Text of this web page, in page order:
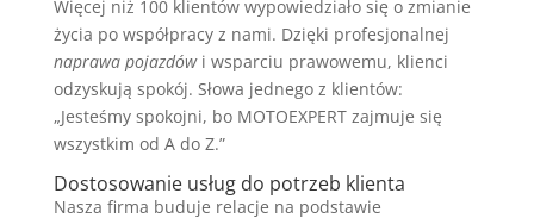
Więcej niż 100 klientów wypowiedziało się o zmianie
życia po współpracy z nami. Dzięki profesjonalnej
naprawa pojazdówi wsparciu prawowemu, klienci
odzyskują spokój. Słowa jednego z klientów:
„Jesteśmy spokojni, bo MOTOEXPERT zajmuje się
wszystkim od A do Z.”
Dostosowanie usług do potrzeb klienta
Nasza firma buduje relacje na podstawie